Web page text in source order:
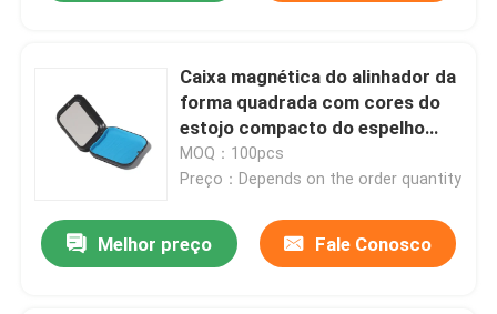
Caixa magnética do alinhador da
forma quadrada com cores do
estojo compacto do espelho
multi
MOQ：100pcs
Preço：Depends on the order quantity
Melhor preço Fale Conosco